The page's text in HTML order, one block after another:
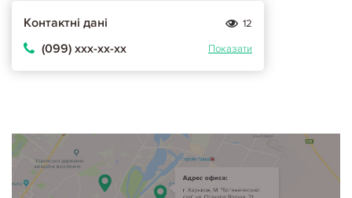
Контактні дані 12
(099) ххх-хх-хх Показати